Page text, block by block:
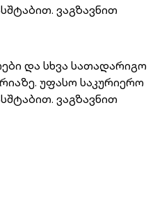
ვაგზავნით
და სხვა სათადარიგო
ვაგზავნით